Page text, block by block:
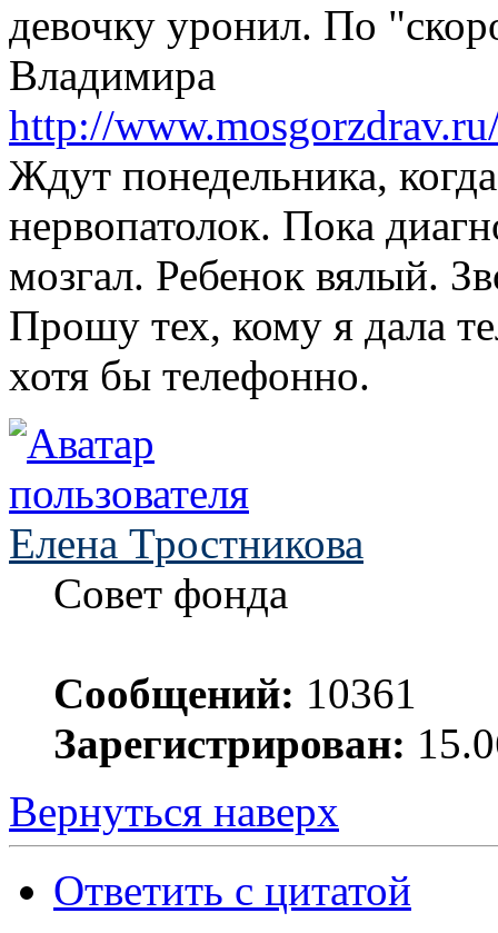
девочку уронил. По
Владимира
http://
Ждут понедельника,
нервопатолок. Пока
мозгал. Ребенок вялый.
Прошу тех, кому я дала
хотя бы телефонно.
Елена Тростникова
Совет фонда
Сообщений: 10361
Зарегистрирован:
Вернуться наверх
Ответить с цитатой